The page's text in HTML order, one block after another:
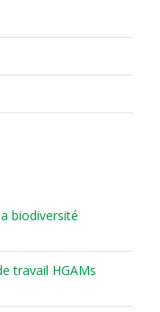
biodiversité
travail HGAMs